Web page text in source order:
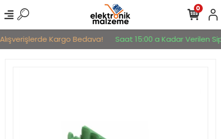
Kargo Bedava! Saat 15:00 a Kadar Verilen
0